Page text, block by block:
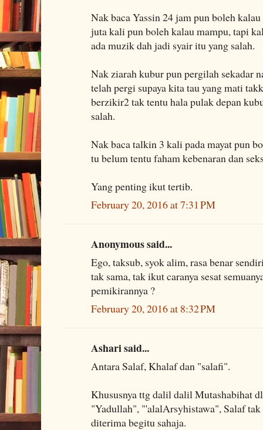
Nak baca Yassin 24 jam pun boleh
juta kali pun boleh kalau mampu, tapi
ada muzik dah jadi syair itu yang salah.
Nak ziarah kubur pun pergilah sekadar
telah pergi supaya kita tau yang mati
berzikir2 tak tentu hala pulak depan
salah.
Nak baca talkin 3 kali pada mayat pun
tu belum tentu faham kebenaran dan
Yang penting ikut tertib.
February 20, 2016 at 7:31 PM
Anonymous said...
Ego, taksub, syok alim, rasa benar
tak sama, tak ikut caranya sesat
pemikirannya ?
February 20, 2016 at 8:32 PM
Ashari said...
Antara Salaf, Khalaf dan "salafi".
Khususnya ttg dalil dalil Mutashabihat
"Yadullah", "'alalArsyhistawa", Salaf
diterima begitu sahaja.